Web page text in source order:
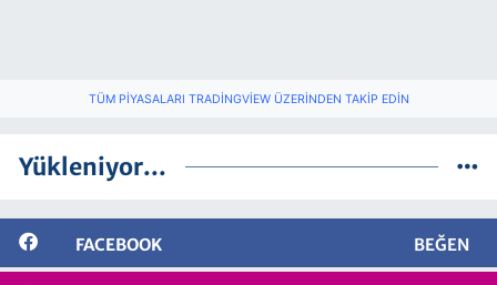
TÜM PIYASALARI TRADINGVIEW ÜZERINDEN TAKIP EDIN
Yükleniyor...
FACEBOOK BEĞEN